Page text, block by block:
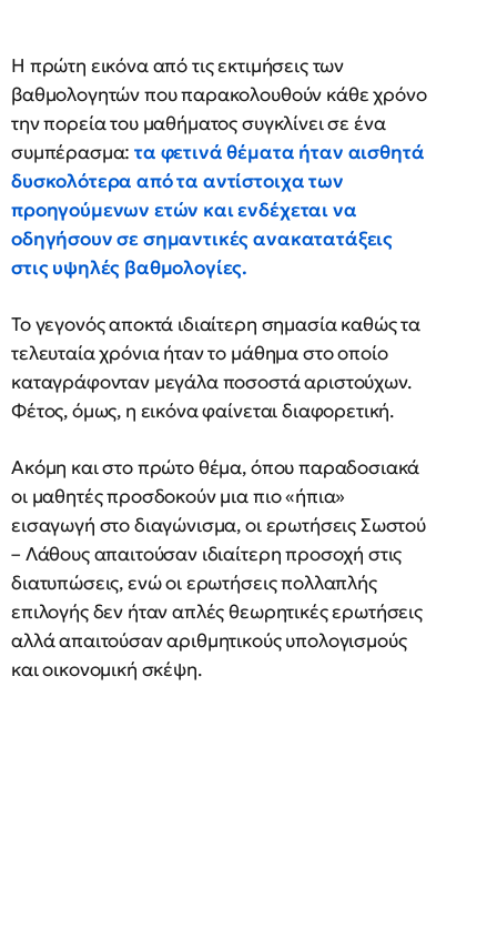
Η πρώτη εικόνα από τις εκτιμήσεις των
βαθμολογητών που παρακολουθούν κάθε χρόνο
την πορεία του μαθήματος συγκλίνει σε ένα
συμπέρασμα:τα φετινά θέματα ήταν αισθητά
δυσκολότερα από τα αντίστοιχα των
προηγούμενων ετών και ενδέχεται να
οδηγήσουν σε σημαντικές ανακατατάξεις
στις υψηλές βαθμολογίες.
Το γεγονός αποκτά ιδιαίτερη σημασία καθώς τα
τελευταία χρόνια ήταν το μάθημα στο οποίο
καταγράφονταν μεγάλα ποσοστά αριστούχων.
Φέτος, όμως, η εικόνα φαίνεται διαφορετική.
Ακόμη και στο πρώτο θέμα, όπου παραδοσιακά
οι μαθητές προσδοκούν μια πιο «ήπια»
εισαγωγή στο διαγώνισμα, οι ερωτήσεις Σωστού
– Λάθους απαιτούσαν ιδιαίτερη προσοχή στις
διατυπώσεις, ενώ οι ερωτήσεις πολλαπλής
επιλογής δεν ήταν απλές θεωρητικές ερωτήσεις
αλλά απαιτούσαν αριθμητικούς υπολογισμούς
και οικονομική σκέψη.